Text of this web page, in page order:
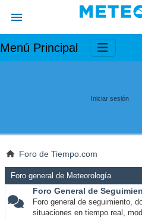
Menú Principal
Iniciar sesión
Foro de Tiempo.com
Foro general de Meteorología
Foro General de
Foro general de seguimiento,
situaciones en tiempo real,